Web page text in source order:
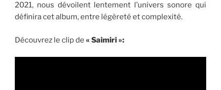
2021, nous dévoilent lentement l’univers sonore qui
définira cet album, entre légèreté et complexité.
Découvrez le clip de « Saimiri »: